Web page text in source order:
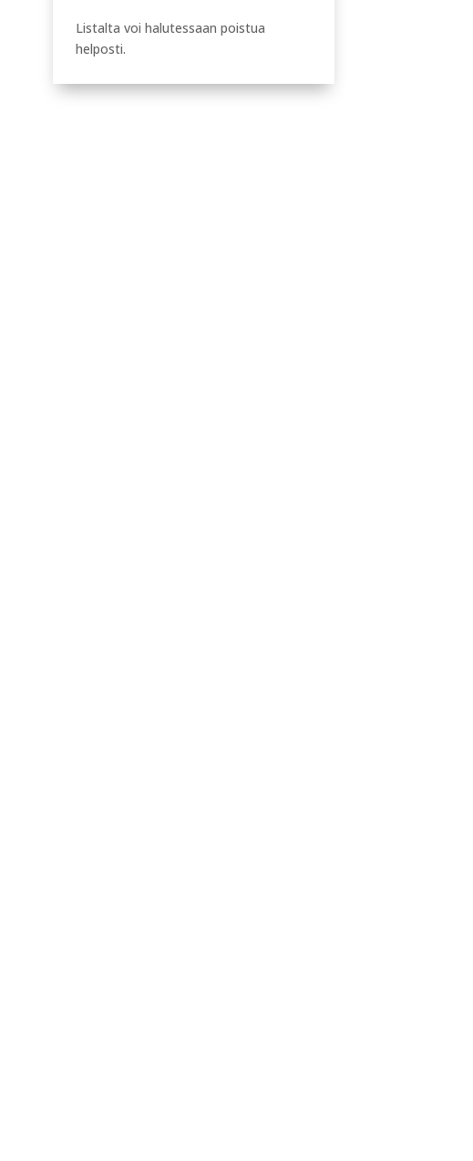
Listalta voi halutessaan poistua
helposti.